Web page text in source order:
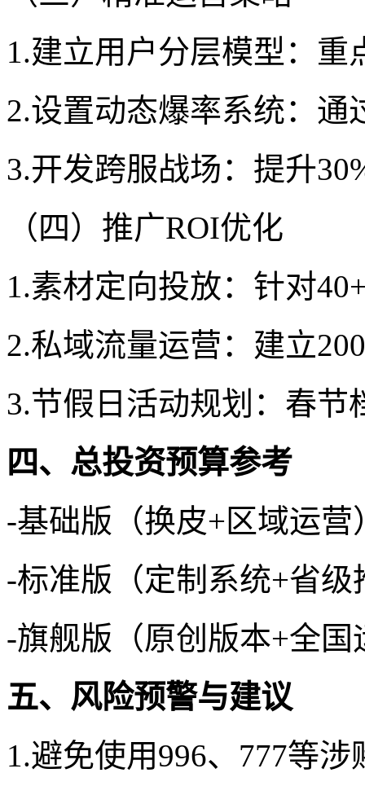
1.建立用户分层模型：重
2.设置动态爆率系统：
3.开发跨服战场：提升
（四）推广ROI优化
1.素材定向投放：针对
2.私域流量运营：建立
3.节假日活动规划：春节
四、总投资预算参考
-基础版（换皮+区域运营
-标准版（定制系统+省级
-旗舰版（原创版本+全国
五、风险预警与建议
1.避免使用996、777等涉